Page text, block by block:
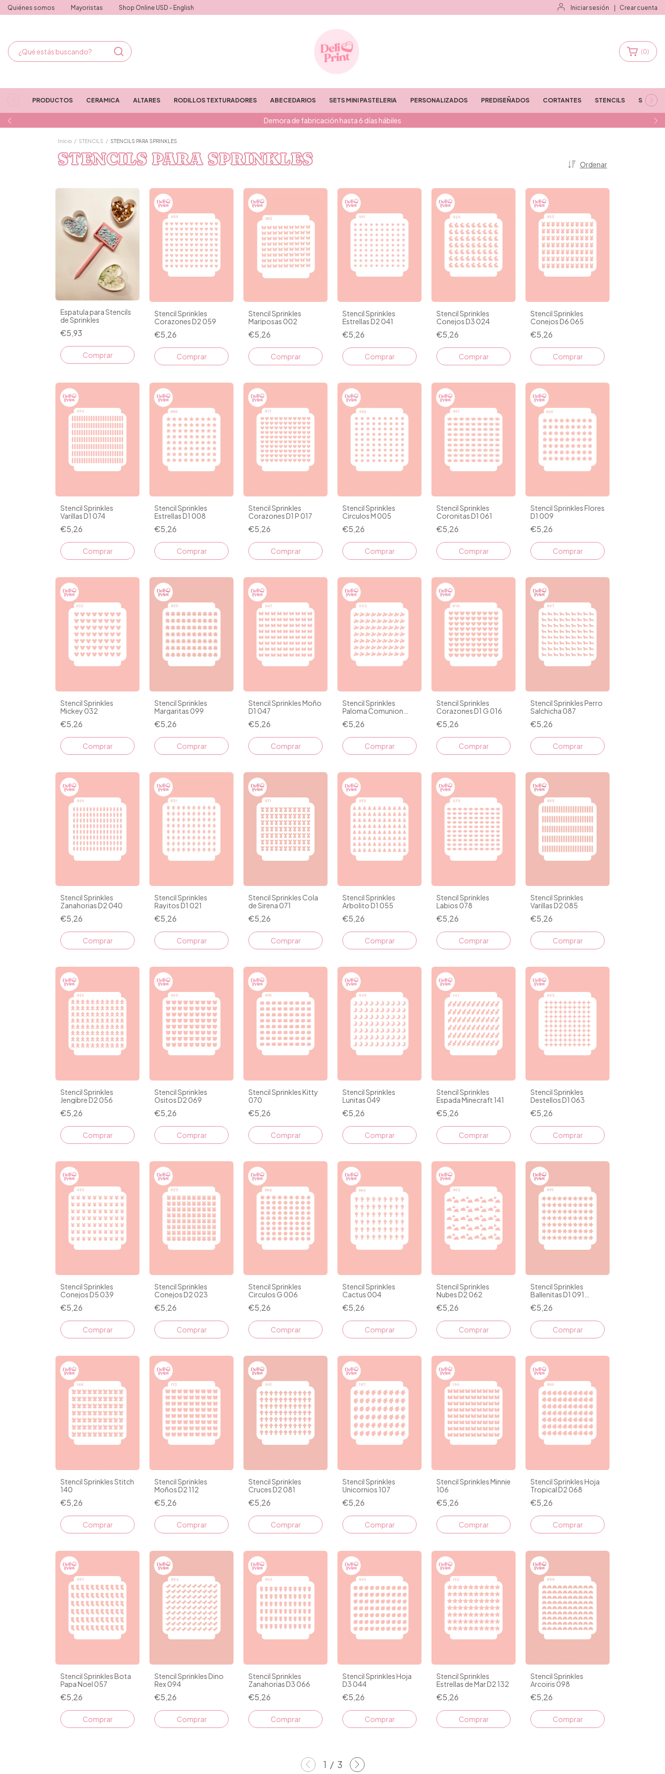
Quiénes somos Mayoristas Shop Online USD - English Iniciar sesión Crear cuenta
Demora de fabricación hasta 6 días hábiles
(0)
PRODUCTOS CERAMICA ALTARES RODILLOS TEXTURADORES ABECEDARIOS SETS MINI PASTELERIA PERSONALIZADOS PREDISEÑADOS CORTANTES STENCILS STAMPS
Inicio / STENCILS / STENCILS PARA SPRINKLES
STENCILS PARA SPRINKLES Ordenar
Espatula para Stencils
de Sprinkles
€5,93
Stencil Sprinkles
Corazones D2 059
€5,26
Stencil Sprinkles
Mariposas 002
€5,26
Stencil Sprinkles
Estrellas D2 041
€5,26
Stencil Sprinkles
Conejos D3 024
€5,26
Stencil Sprinkles
Conejos D6 065
€5,26
Stencil Sprinkles
Varillas D1 074
€5,26
Stencil Sprinkles
Estrellas D1 008
€5,26
Stencil Sprinkles
Corazones D1 P 017
€5,26
Stencil Sprinkles
Circulos M 005
€5,26
Stencil Sprinkles
Coronitas D1 061
€5,26
Stencil Sprinkles Flores
D1 009
€5,26
Stencil Sprinkles
Mickey 032
€5,26
Stencil Sprinkles
Margaritas 099
€5,26
Stencil Sprinkles Moño
D1 047
€5,26
Stencil Sprinkles
Paloma Comunion
€5,26
Stencil Sprinkles
Corazones D1 G 016
€5,26
Stencil Sprinkles Perro
Salchicha 087
€5,26
Stencil Sprinkles
Zanahorias D2 040
€5,26
Stencil Sprinkles
Rayitos D1 021
€5,26
Stencil Sprinkles Cola
de Sirena 071
€5,26
Stencil Sprinkles
Arbolito D1 055
€5,26
Stencil Sprinkles
Labios 078
€5,26
Stencil Sprinkles
Varillas D2 085
€5,26
Stencil Sprinkles
Jengibre D2 056
€5,26
Stencil Sprinkles
Ositos D2 069
€5,26
Stencil Sprinkles Kitty
070
€5,26
Stencil Sprinkles
Lunitas 049
€5,26
Stencil Sprinkles
Espada Minecraft 141
€5,26
Stencil Sprinkles
Destellos D1 063
€5,26
Stencil Sprinkles
Conejos D5 039
€5,26
Stencil Sprinkles
Conejos D2 023
€5,26
Stencil Sprinkles
Circulos G 006
€5,26
Stencil Sprinkles
Cactus 004
€5,26
Stencil Sprinkles
Nubes D2 062
€5,26
Stencil Sprinkles
Ballenitas D1 091
€5,26
Stencil Sprinkles Stitch
140
€5,26
Stencil Sprinkles
Moños D2 112
€5,26
Stencil Sprinkles
Cruces D2 081
€5,26
Stencil Sprinkles
Unicornios 107
€5,26
Stencil Sprinkles Minnie
106
€5,26
Stencil Sprinkles Hoja
Tropical D2 068
€5,26
Stencil Sprinkles Bota
Papa Noel 057
€5,26
Stencil Sprinkles Dino
Rex 094
€5,26
Stencil Sprinkles
Zanahorias D3 066
€5,26
Stencil Sprinkles Hoja
D3 044
€5,26
Stencil Sprinkles
Estrellas de Mar D2 132
€5,26
Stencil Sprinkles
Arcoiris 098
€5,26
1 / 3